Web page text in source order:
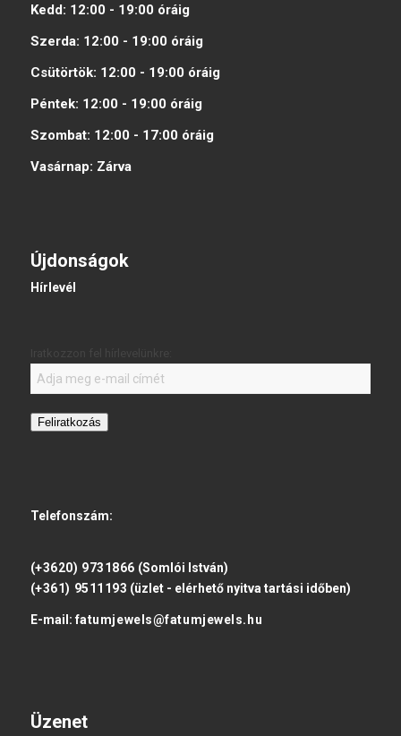
Kedd: 12:00 - 19:00 óráig
Szerda: 12:00 - 19:00 óráig
Csütörtök: 12:00 - 19:00 óráig
Péntek: 12:00 - 19:00 óráig
Szombat: 12:00 - 17:00 óráig
Vasárnap: Zárva
Újdonságok
Hírlevél
Feliratkozás
Telefonszám:
(+3620) 9731866 (Somlói István)
(+361) 9511193 (üzlet - elérhető nyitva tartási időben)
E-mail: fatumjewels@fatumjewels.hu
Üzenet